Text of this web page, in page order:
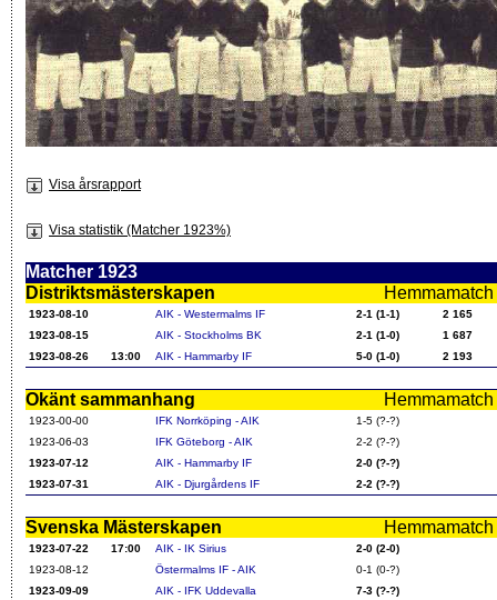
Visa årsrapport
Visa statistik (Matcher 1923%)
Matcher 1923
Distriktsmästerskapen
1923-08-10 AIK - Westermalms IF 2-1 (1-1)
2 165
1923-08-15
AIK - Stockholms BK 2-1 (1-0)
1 687
1923-08-26
13:00 AIK - Hammarby IF 5-0 (1-0) 2 193
Okänt sammanhang
1923-00-00 IFK Norrköping - AIK
1-5 (?-?)
1923-06-03
IFK Göteborg - AIK
2-2 (?-?)
1923-07-12
AIK - Hammarby IF
2-0 (?-?)
1923-07-31
AIK - Djurgårdens IF 2-2 (?-?)
Svenska Mästerskapen
1923-07-22 17:00 AIK - IK Sirius
2-0 (2-0)
1923-08-12
Östermalms IF - AIK
0-1 (0-?)
1923-09-09
AIK - IFK Uddevalla
7-3 (?-?)